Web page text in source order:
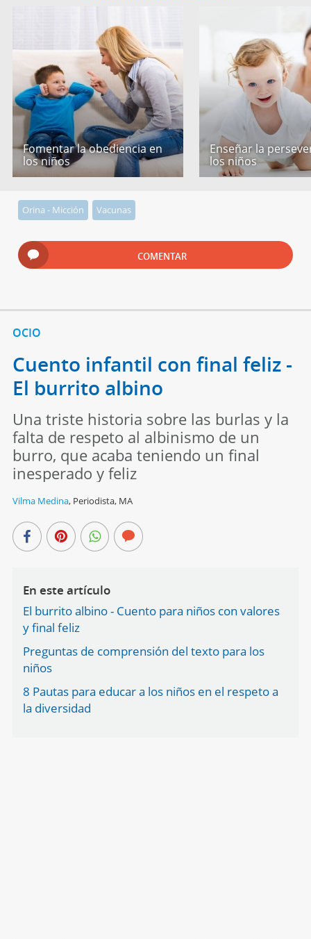
Fomentar la obediencia en
los niños
Enseñar la
los niños
Orina - Micción Vacunas
COMENTAR
OCIO
Cuento infantil con final feliz -
El burrito albino
Una triste historia sobre las burlas y la
falta de respeto al albinismo de un
burro, que acaba teniendo un final
inesperado y feliz
Vilma Medina, Periodista, MA
En este artículo
El burrito albino - Cuento para niños con valores
y final feliz
Preguntas de comprensión del texto para los
niños
8 Pautas para educar a los niños en el respeto a
la diversidad